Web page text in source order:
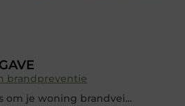
brandpreventie
Praktische tips om je woning brandveilig te maken